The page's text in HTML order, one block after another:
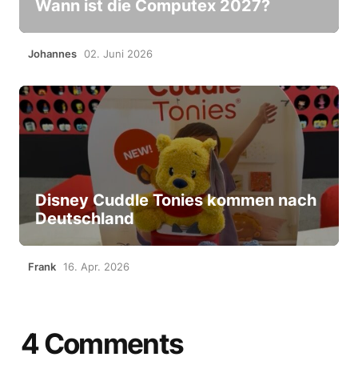
Wann ist die Computex 2027?
Johannes 02. Juni 2026
Disney Cuddle Tonies kommen nach
Deutschland
Frank 16. Apr. 2026
4 Comments